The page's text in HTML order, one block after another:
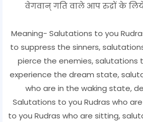
वेगवान् गति वाले आप रुद्रों के
Meaning- Salutations to you
to suppress the sinners,
pierce the enemies, salutations
experience the dream state,
who are in the waking state,
Salutations to you Rudras who
to you Rudras who are sitting,